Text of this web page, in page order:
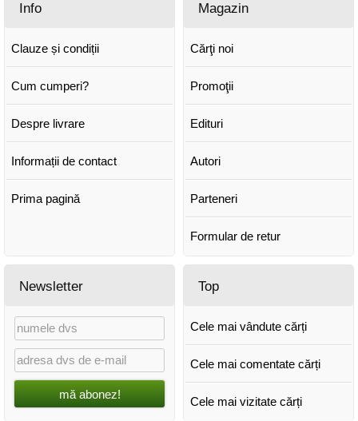
Info
Clauze și condiții
Cum cumperi?
Despre livrare
Informații de contact
Prima pagină
Magazin
Cărţi noi
Promoţii
Edituri
Autori
Parteneri
Formular de retur
Newsletter
mă abonez!
Top
Cele mai vândute cărți
Cele mai comentate cărți
Cele mai vizitate cărți